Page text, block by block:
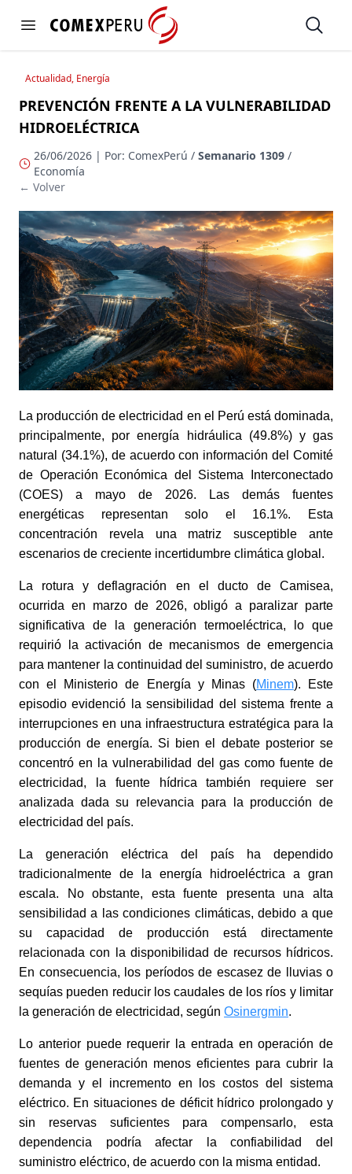
Open menu
https://www.comexperu.org.pe Open
Actualidad, Energía
PREVENCIÓN FRENTE A LA VULNERABILIDAD
HIDROELÉCTRICA
26/06/2026 | Por: ComexPerú /Semanario 1309 /
Economía
← Volver
La producción de electricidad en el Perú está dominada,
principalmente, por energía hidráulica (49.8%) y gas
natural (34.1%), de acuerdo con información del Comité
de Operación Económica del Sistema Interconectado
(COES) a mayo de 2026. Las demás fuentes
energéticas representan solo el 16.1%. Esta
concentración revela una matriz susceptible ante
escenarios de creciente incertidumbre climática global.
La rotura y deflagración en el ducto de Camisea,
ocurrida en marzo de 2026, obligó a paralizar parte
significativa de la generación termoeléctrica, lo que
requirió la activación de mecanismos de emergencia
para mantener la continuidad del suministro, de acuerdo
con el Ministerio de Energía y Minas (Minem). Este
episodio evidenció la sensibilidad del sistema frente a
interrupciones en una infraestructura estratégica para la
producción de energía. Si bien el debate posterior se
concentró en la vulnerabilidad del gas como fuente de
electricidad, la fuente hídrica también requiere ser
analizada dada su relevancia para la producción de
electricidad del país.
La generación eléctrica del país ha dependido
tradicionalmente de la energía hidroeléctrica a gran
escala. No obstante, esta fuente presenta una alta
sensibilidad a las condiciones climáticas, debido a que
su capacidad de producción está directamente
relacionada con la disponibilidad de recursos hídricos.
En consecuencia, los períodos de escasez de lluvias o
sequías pueden reducir los caudales de los ríos y limitar
la generación de electricidad, según Osinergmin.
Lo anterior puede requerir la entrada en operación de
fuentes de generación menos eficientes para cubrir la
demanda y el incremento en los costos del sistema
eléctrico. En situaciones de déficit hídrico prolongado y
sin reservas suficientes para compensarlo, esta
dependencia podría afectar la confiabilidad del
suministro eléctrico, de acuerdo con la misma entidad.